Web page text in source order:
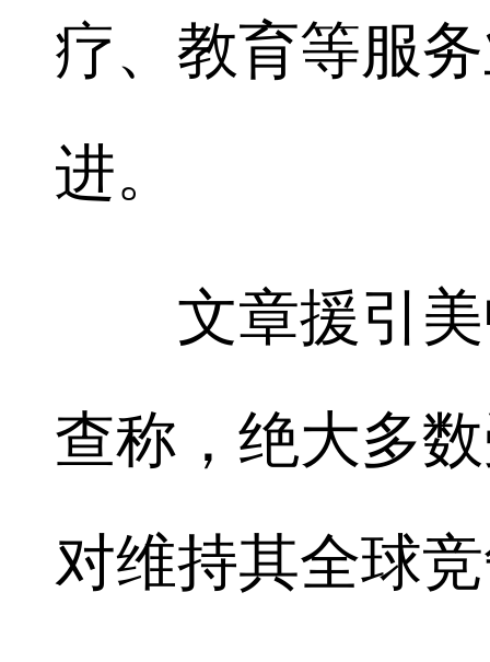
疗、教育等服
进。
文章援引美
查称，绝大多
对维持其全球